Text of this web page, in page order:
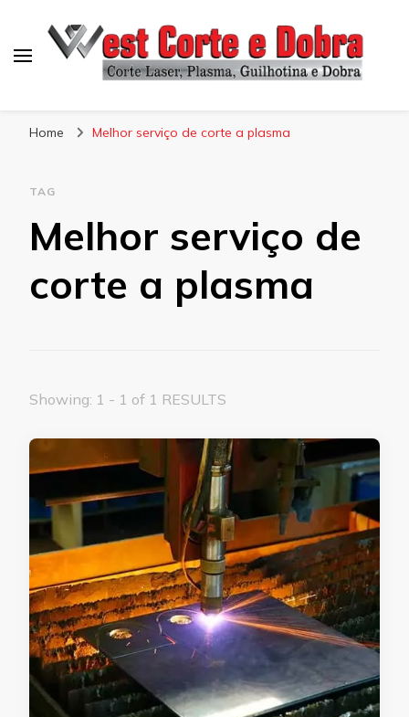
Home Melhor serviço de corte a plasma
TAG
Melhor serviço de
corte a plasma
Showing: 1 - 1 of 1 RESULTS